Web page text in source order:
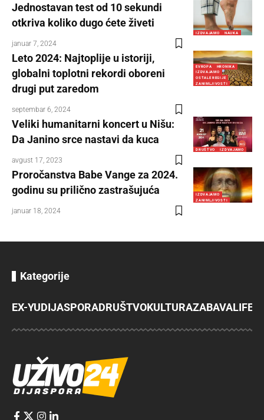
IZDVAJAMO NAUKA
Jednostavan test od 10 sekundi
otkriva koliko dugo ćete živeti
januar 7, 2024
EVROPA
HRONIKA
IZDVAJAMO
OSTALE REGIJE
ZANIMLJIVOSTI
Leto 2024: Najtoplije u istoriji,
globalni toplotni rekordi oboreni
drugi put zaredom
septembar 6, 2024
DRUŠTVO IZDVAJAMO
Veliki humanitarni koncert u Nišu:
Da Janino srce nastavi da kuca
avgust 17, 2023
IZDVAJAMO
ZANIMLJIVOSTI
Proročanstva Babe Vange za 2024.
godinu su prilično zastrašujuća
januar 18, 2024
Kategorije
EX-YUDIJASPORADRUŠTVOKULTURAZABAVA